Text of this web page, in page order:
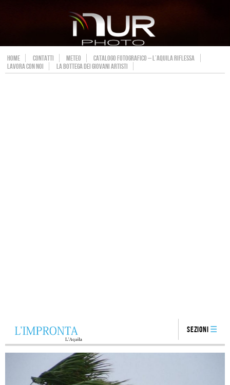
HOME CONTATTI METEO
CATALOGO FOTOGRAFICO – L’AQUILA RIFLESSA
LAVORA CON NOI
LA BOTTEGA DEI GIOVANI ARTISTI
Sezioni